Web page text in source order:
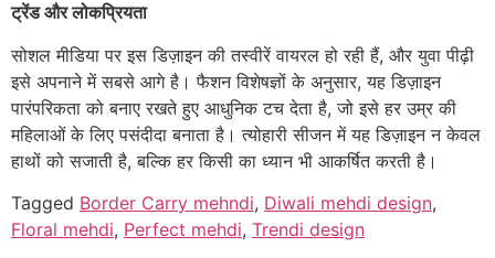
ट्रेंड और लोकप्रियता
सोशल मीडिया पर इस डिज़ाइन की तस्वीरें वायरल हो रही हैं, और युवा पीढ़ी
इसे अपनाने में सबसे आगे है। फैशन विशेषज्ञों के अनुसार, यह डिज़ाइन
पारंपरिकता को बनाए रखते हुए आधुनिक टच देता है, जो इसे हर उम्र की
महिलाओं के लिए पसंदीदा बनाता है। त्योहारी सीजन में यह डिज़ाइन न केवल
हाथों को सजाती है, बल्कि हर किसी का ध्यान भी आकर्षित करती है।
Tagged Border Carry mehndi, Diwali mehdi design,
Floral mehdi, Perfect mehdi, Trendi design